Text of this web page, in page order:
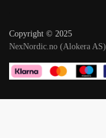
Copyright © 2025
NexNordic.no (Alokera AS)